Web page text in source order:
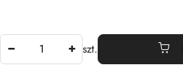
szt.